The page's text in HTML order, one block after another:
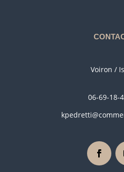
Voiron /
06-69-18-